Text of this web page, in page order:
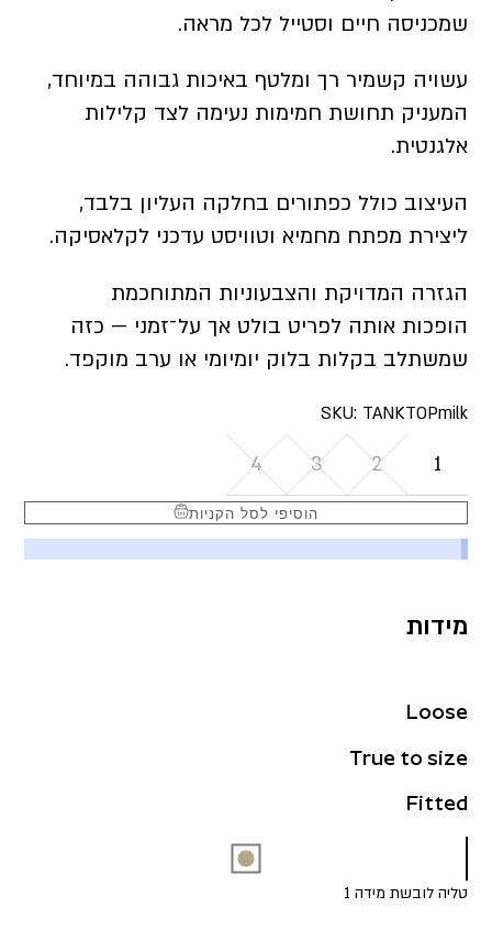
שמכניסה חיים וסטייל לכל מראה.
עשויה קשמיר רך ומלטף באיכות גבוהה במיוחד,
המעניק תחושת חמימות נעימה לצד קלילות
אלגנטית.
העיצוב כולל כפתורים בחלקה העליון בלבד,
ליצירת מפתח מחמיא וטוויסט עדכני לקלאסיקה.
הגזרה המדויקת והצבעוניות המתוחכמת
הופכות אותה לפריט בולט אך על־זמני — כזה
שמשתלב בקלות בלוק יומיומי או ערב מוקפד.
SKU: TANKTOPmilk
1
2
3
4
הוסיפי לסל הקניות
מידות
Loose
True to size
Fitted
טליה לובשת מידה 1